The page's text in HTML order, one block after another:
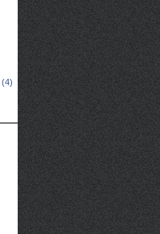
(4)